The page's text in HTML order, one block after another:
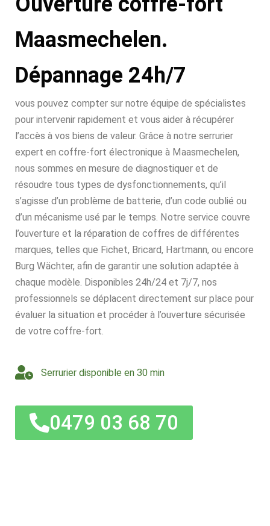
Maasmechelen.
Dépannage 24h/7
vous pouvez compter sur notre équipe de spécialistes
pour intervenir rapidement et vous aider à récupérer
l’accès à vos biens de valeur. Grâce à notre serrurier
expert en coffre-fort électronique à Maasmechelen,
nous sommes en mesure de diagnostiquer et de
résoudre tous types de dysfonctionnements, qu’il
s’agisse d’un problème de batterie, d’un code oublié ou
d’un mécanisme usé par le temps. Notre service couvre
l’ouverture et la réparation de coffres de différentes
marques, telles que Fichet, Bricard, Hartmann, ou encore
Burg Wächter, afin de garantir une solution adaptée à
chaque modèle. Disponibles 24h/24 et 7j/7, nos
professionnels se déplacent directement sur place pour
évaluer la situation et procéder à l’ouverture sécurisée
de votre coffre-fort.
Serrurier disponible en 30 min
0479 03 68 70